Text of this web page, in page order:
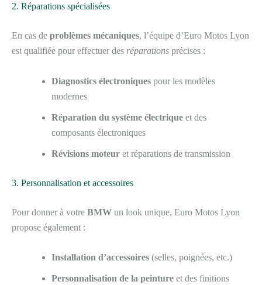
2. Réparations spécialisées
En cas de problèmes mécaniques, l’équipe d’Euro Motos Lyon
est qualifiée pour effectuer des réparations précises :
Diagnostics électroniques pour les modèles
modernes
Réparation du système électrique et des
composants électroniques
Révisions moteur et réparations de transmission
3. Personnalisation et accessoires
Pour donner à votre BMW un look unique, Euro Motos Lyon
propose également :
Installation d’accessoires (selles, poignées, etc.)
Personnalisation de la peinture et des finitions